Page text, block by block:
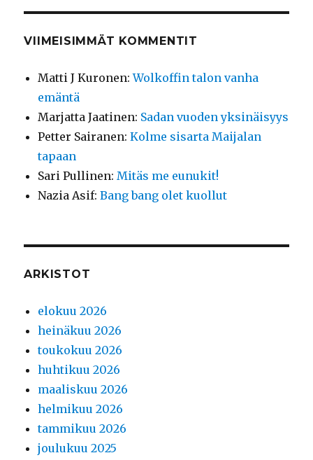
VIIMEISIMMÄT KOMMENTIT
Matti J Kuronen:Wolkoffin talon vanha
emäntä
Marjatta Jaatinen: Sadan vuoden yksinäisyys
Petter Sairanen:Kolme sisarta Maijalan
tapaan
Sari Pullinen:Mitäs me eunukit!
Nazia Asif:Bang bang olet kuollut
ARKISTOT
elokuu 2026
heinäkuu 2026
toukokuu 2026
huhtikuu 2026
maaliskuu 2026
helmikuu 2026
tammikuu 2026
joulukuu 2025